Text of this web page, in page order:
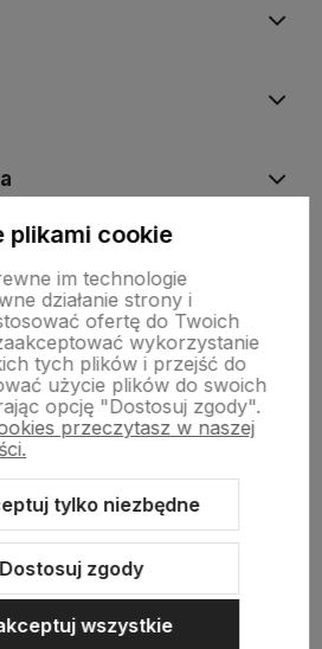
Szablon Shoper Modern 3.0™
plikami cookie
im technologie
działanie strony i
ofertę do Twoich
wykorzystanie
tych plików i przejść do
użycie plików do swoich
opcję "Dostosuj zgody".
przeczytasz w naszej
tylko niezbędne
Dostosuj zgody
wszystkie